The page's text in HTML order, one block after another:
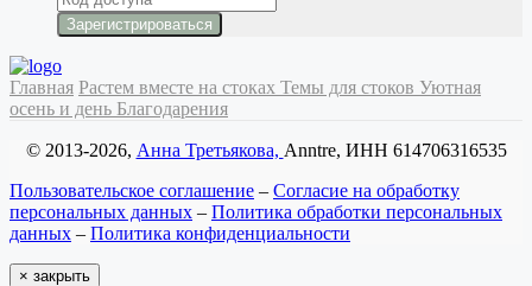
Главная Растем вместе на стоках Темы для стоков Уютная
осень и день Благодарения
© 2013-2026, Анна Третьякова, Anntre, ИНН 614706316535
Пользовательское соглашение – Согласие на обработку
персональных данных – Политика обработки персональных
данных – Политика конфиденциальности
× закрыть